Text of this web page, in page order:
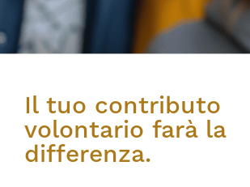
Il tuo contributo
volontario farà la
differenza.